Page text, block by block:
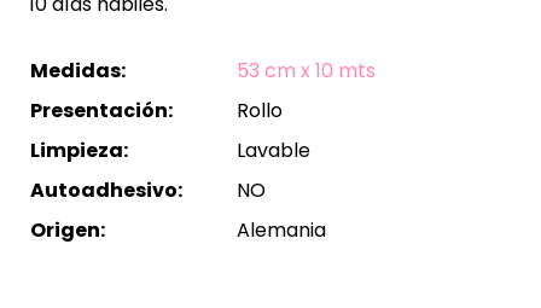
Medidas:
53 cm x 10 mts
Presentación:
Rollo
Limpieza:
Lavable
Autoadhesivo:
NO
Origen:
Alemania